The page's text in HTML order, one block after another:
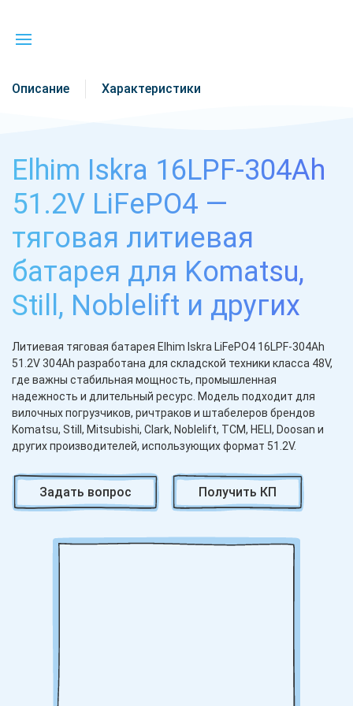
Описание Характеристики
Elhim Iskra 16LPF-304Ah
51.2V LiFePO4 —
тяговая литиевая
батарея для Komatsu,
Still, Noblelift и других
Литиевая тяговая батарея Elhim Iskra LiFePO4 16LPF-304Ah
51.2V 304Ah разработана для складской техники класса 48V,
где важны стабильная мощность, промышленная
надежность и длительный ресурс. Модель подходит для
вилочных погрузчиков, ричтраков и штабелеров брендов
Komatsu, Still, Mitsubishi, Clark, Noblelift, TCM, HELI, Doosan и
других производителей, использующих формат 51.2V.
Номинальное напряжение 51.2V соответствует стандарту
48V в литиевом исполнении и обеспечивает корректную
работу техники среднего сегмента. Емкость 304Ah
интенсивной эксплуатации, сохраняя равномерную тягу без
просадки напряжения к концу рабочего цикла.
в батарейном отсеке.
Задать вопрос Получить КП